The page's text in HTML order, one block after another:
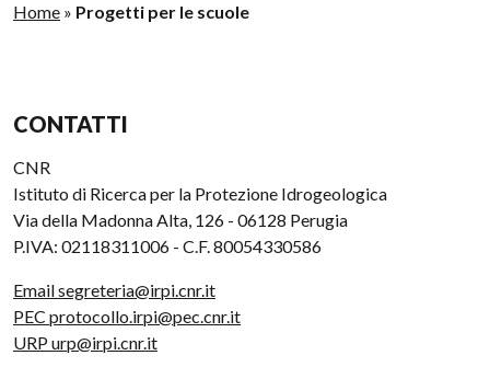
Home » Progetti per le scuole
CONTATTI
CNR
Istituto di Ricerca per la Protezione Idrogeologica
Via della Madonna Alta, 126 - 06128 Perugia
P.IVA: 02118311006 - C.F. 80054330586
Email segreteria@irpi.cnr.it
PEC protocollo.irpi@pec.cnr.it
URP urp@irpi.cnr.it